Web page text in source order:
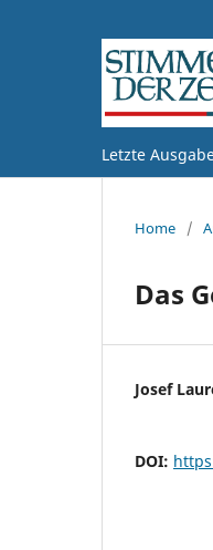
Letzte
Home /
Das
Josef
DOI: